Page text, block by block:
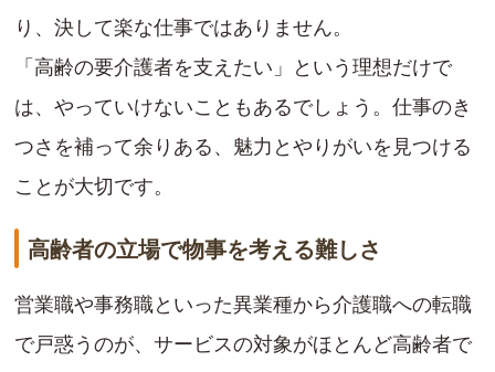
り、決して楽な仕事ではありません。
「高齢の要介護者を支えたい」という理想だけで
は、やっていけないこともあるでしょう。仕事のき
つさを補って余りある、魅力とやりがいを見つける
ことが大切です。
高齢者の立場で物事を考える難しさ
営業職や事務職といった異業種から介護職への転職
で戸惑うのが、サービスの対象がほとんど高齢者で